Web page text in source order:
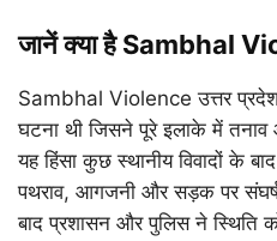
जानें क्या है Sambhal
Sambhal Violence उत्तर
घटना थी जिसने पूरे इलाके में तनाव
यह हिंसा कुछ स्थानीय विवादों के
पथराव, आगजनी और सड़क पर
बाद प्रशासन और पुलिस ने स्थिति